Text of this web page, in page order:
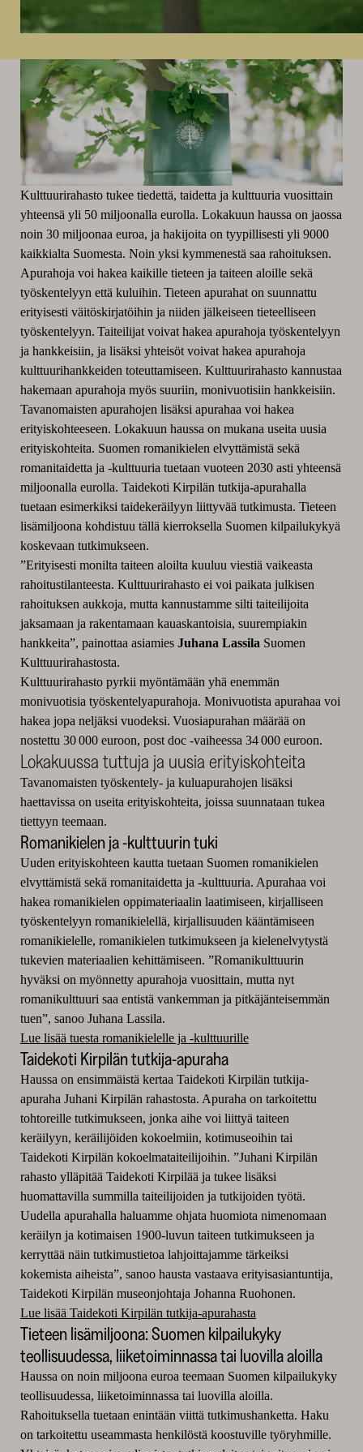
Kulttuurirahasto tukee tiedettä, taidetta ja kulttuuria vuosittain
yhteensä yli 50 miljoonalla eurolla. Lokakuun haussa on jaossa
noin 30 miljoonaa euroa, ja hakijoita on tyypillisesti yli 9000
kaikkialta Suomesta. Noin yksi kymmenestä saa rahoituksen.
Apurahoja voi hakea kaikille tieteen ja taiteen aloille sekä
työskentelyyn että kuluihin. Tieteen apurahat on suunnattu
erityisesti väitöskirjatöihin ja niiden jälkeiseen tieteelliseen
työskentelyyn. Taiteilijat voivat hakea apurahoja työskentelyyn
ja hankkeisiin, ja lisäksi yhteisöt voivat hakea apurahoja
kulttuurihankkeiden toteuttamiseen. Kulttuurirahasto kannustaa
hakemaan apurahoja myös suuriin, monivuotisiin hankkeisiin.
Tavanomaisten apurahojen lisäksi apurahaa voi hakea
erityiskohteeseen. Lokakuun haussa on mukana useita uusia
erityiskohteita. Suomen romanikielen elvyttämistä sekä
romanitaidetta ja -kulttuuria tuetaan vuoteen 2030 asti yhteensä
miljoonalla eurolla. Taidekoti Kirpilän tutkija-apurahalla
tuetaan esimerkiksi taidekeräilyyn liittyvää tutkimusta. Tieteen
lisämiljoona kohdistuu tällä kierroksella Suomen kilpailukykyä
koskevaan tutkimukseen.
”Erityisesti monilta taiteen aloilta kuuluu viestiä vaikeasta
rahoitustilanteesta. Kulttuurirahasto ei voi paikata julkisen
rahoituksen aukkoja, mutta kannustamme silti taiteilijoita
jaksamaan ja rakentamaan kauaskantoisia, suurempiakin
hankkeita”, painottaa asiamies Juhana LassilaSuomen
Kulttuurirahastosta.
Kulttuurirahasto pyrkii myöntämään yhä enemmän
monivuotisia työskentelyapurahoja. Monivuotista apurahaa voi
hakea jopa neljäksi vuodeksi. Vuosiapurahan määrää on
nostettu 30 000 euroon, post doc -vaiheessa 34 000 euroon.
Lokakuussa tuttuja ja uusia erityiskohteita
Tavanomaisten työskentely- ja kuluapurahojen lisäksi
haettavissa on useita erityiskohteita, joissa suunnataan tukea
tiettyyn teemaan.
Romanikielen ja -kulttuurin tuki
Uuden erityiskohteen kautta tuetaan Suomen romanikielen
elvyttämistä sekä romanitaidetta ja -kulttuuria. Apurahaa voi
hakea romanikielen oppimateriaalin laatimiseen, kirjalliseen
työskentelyyn romanikielellä, kirjallisuuden kääntämiseen
romanikielelle, romanikielen tutkimukseen ja kielenelvytystä
tukevien materiaalien kehittämiseen. ”Romanikulttuurin
hyväksi on myönnetty apurahoja vuosittain, mutta nyt
romanikulttuuri saa entistä vankemman ja pitkäjänteisemmän
tuen”, sanoo Juhana Lassila.
Lue lisää tuesta romanikielelle ja -kulttuurille
Taidekoti Kirpilän tutkija-apuraha
Haussa on ensimmäistä kertaa Taidekoti Kirpilän tutkija-
apuraha Juhani Kirpilän rahastosta. Apuraha on tarkoitettu
tohtoreille tutkimukseen, jonka aihe voi liittyä taiteen
keräilyyn, keräilijöiden kokoelmiin, kotimuseoihin tai
Taidekoti Kirpilän kokoelmataiteilijoihin. ”Juhani Kirpilän
rahasto ylläpitää Taidekoti Kirpilää ja tukee lisäksi
huomattavilla summilla taiteilijoiden ja tutkijoiden työtä.
Uudella apurahalla haluamme ohjata huomiota nimenomaan
keräilyn ja kotimaisen 1900-luvun taiteen tutkimukseen ja
kerryttää näin tutkimustietoa lahjoittajamme tärkeiksi
kokemista aiheista”, sanoo hausta vastaava erityisasiantuntija,
Taidekoti Kirpilän museonjohtaja Johanna Ruohonen.
Lue lisää Taidekoti Kirpilän tutkija-apurahasta
Tieteen lisämiljoona: Suomen kilpailukyky
teollisuudessa, liiketoiminnassa tai luovilla aloilla
Haussa on noin miljoona euroa teemaan Suomen kilpailukyky
teollisuudessa, liiketoiminnassa tai luovilla aloilla.
Rahoituksella tuetaan enintään viittä tutkimushanketta. Haku
on tarkoitettu useammasta henkilöstä koostuville työryhmille.